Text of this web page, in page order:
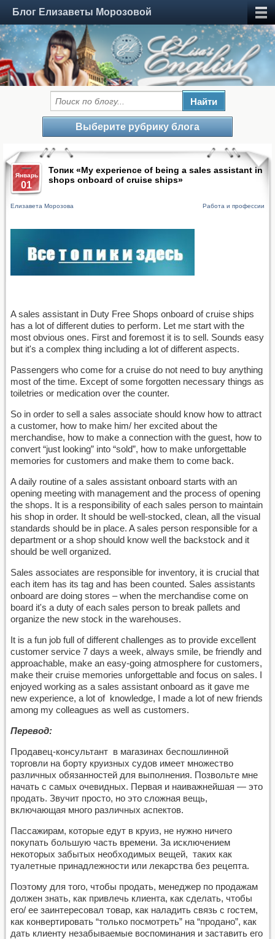
Блог Елизаветы Морозовой
Выберите рубрику блога
Январь
01
Топик «My experience of being a sales assistant in
shops onboard of cruise ships»
Елизавета Морозова Работа и профессии
A sales assistant in Duty Free Shops onboard of cruise ships
has a lot of different duties to perform. Let me start with the
most obvious ones. First and foremost it is to sell. Sounds easy
but it's a complex thing including a lot of different aspects.
Passengers who come for a cruise do not need to buy anything
most of the time. Except of some forgotten necessary things as
toiletries or medication over the counter.
So in order to sell a sales associate should know how to attract
a customer, how to make him/ her excited about the
merchandise, how to make a connection with the guest, how to
convert “just looking” into “sold”, how to make unforgettable
memories for customers and make them to come back.
A daily routine of a sales assistant onboard starts with an
opening meeting with management and the process of opening
the shops. It is a responsibility of each sales person to maintain
his shop in order. It should be well-stocked, clean, all the visual
standards should be in place. A sales person responsible for a
department or a shop should know well the backstock and it
should be well organized.
Sales associates are responsible for inventory, it is crucial that
each item has its tag and has been counted. Sales assistants
onboard are doing stores – when the merchandise come on
board it's a duty of each sales person to break pallets and
organize the new stock in the warehouses.
It is a fun job full of different challenges as to provide excellent
customer service 7 days a week, always smile, be friendly and
approachable, make an easy-going atmosphere for customers,
make their cruise memories unforgettable and focus on sales. I
enjoyed working as a sales assistant onboard as it gave me
new experience, a lot of knowledge, I made a lot of new friends
among my colleagues as well as customers.
Перевод:
Продавец-консультант в магазинах беспошлинной
торговли на борту круизных судов имеет множество
различных обязанностей для выполнения. Позвольте мне
начать с самых очевидных. Первая и наиважнейшая — это
продать. Звучит просто, но это сложная вещь,
включающая много различных аспектов.
Пассажирам, которые едут в круиз, не нужно ничего
покупать большую часть времени. За исключением
некоторых забытых необходимых вещей, таких как
туалетные принадлежности или лекарства без рецепта.
Поэтому для того, чтобы продать, менеджер по продажам
должен знать, как привлечь клиента, как сделать, чтобы
его/ ее заинтересовал товар, как наладить связь с гостем,
как конвертировать “только посмотреть” на “продано”, как
дать клиенту незабываемые воспоминания и заставить его